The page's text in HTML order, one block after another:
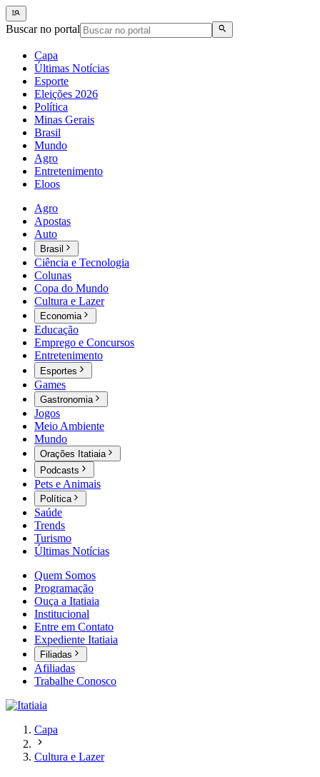
Buscar no portal
Capa
Últimas Notícias
Esporte
Eleições 2026
Política
Minas Gerais
Brasil
Mundo
Agro
Entretenimento
Eloos
Agro
Apostas
Auto
Brasil
Ciência e Tecnologia
Colunas
Copa do Mundo
Cultura e Lazer
Economia
Educação
Emprego e Concursos
Entretenimento
Esportes
Games
Gastronomia
Jogos
Meio Ambiente
Mundo
Orações Itatiaia
Podcasts
Pets e Animais
Política
Saúde
Trends
Turismo
Últimas Notícias
Quem Somos
Programação
Ouça a Itatiaia
Institucional
Entre em Contato
Expediente Itatiaia
Filiadas
Afiliadas
Trabalhe Conosco
Capa
Cultura e Lazer